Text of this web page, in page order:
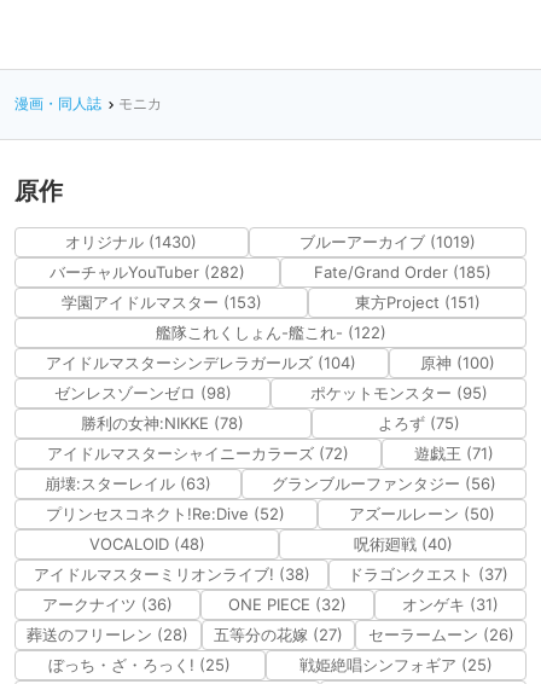
漫画・同人誌 モニカ
原作
オリジナル (1430)
ブルーアーカイブ (1019)
バーチャルYouTuber (282)
Fate/Grand Order (185)
学園アイドルマスター (153)
東方Project (151)
艦隊これくしょん-艦これ- (122)
アイドルマスターシンデレラガールズ (104)
原神 (100)
ゼンレスゾーンゼロ (98)
ポケットモンスター (95)
勝利の女神:NIKKE (78)
よろず (75)
アイドルマスターシャイニーカラーズ (72)
遊戯王 (71)
崩壊:スターレイル (63)
グランブルーファンタジー (56)
プリンセスコネクト!Re:Dive (52)
アズールレーン (50)
VOCALOID (48)
呪術廻戦 (40)
アイドルマスターミリオンライブ! (38)
ドラゴンクエスト (37)
アークナイツ (36)
ONE PIECE (32)
オンゲキ (31)
葬送のフリーレン (28)
五等分の花嫁 (27)
セーラームーン (26)
ぼっち・ざ・ろっく! (25)
戦姫絶唱シンフォギア (25)